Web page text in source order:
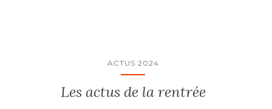
ACTUS 2024
Les actus de la rentrée